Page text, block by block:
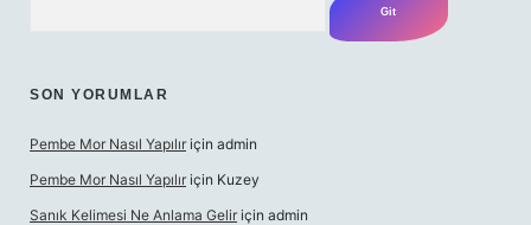
SON YORUMLAR
Pembe Mor Nasıl Yapılır için admin
Pembe Mor Nasıl Yapılır için Kuzey
Sanık Kelimesi Ne Anlama Gelir için admin